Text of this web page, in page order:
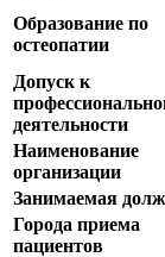
Образование по
остеопатии
Допуск к
деятельности
Наименование
организации
Занимаемая
Города приема
пациентов